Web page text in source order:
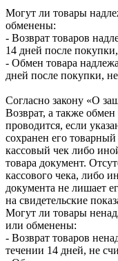
Могут ли товары
обменены:
- Возврат товаров
14 дней после
- Обмен товара
дней после покупки,
Согласно закону «О
Возврат, а также обмен
проводится, если
сохранен его
кассовый чек либо
товара документ.
кассового чека, либо
документа не лишает
на свидетельские
Могут ли товары
или обменены:
- Возврат товаров
течении 14 дней, не